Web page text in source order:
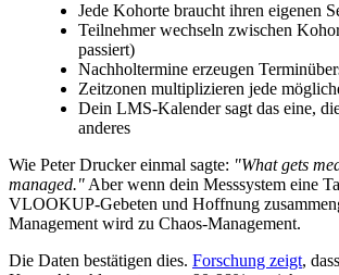
Jede Kohorte braucht ihren eigenen
Teilnehmer wechseln zwischen
passiert)
Nachholtermine erzeugen
Zeitzonen multiplizieren jede
Dein LMS-Kalender sagt das eine,
anderes
Wie Peter Drucker einmal sagte: "What gets
managed." Aber wenn dein Messsystem eine
VLOOKUP-Gebeten und Hoffnung
Management wird zu Chaos-Management.
Die Daten bestätigen dies. Forschung zeigt,